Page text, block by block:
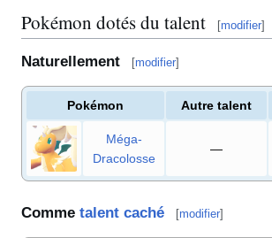
Pokémon dotés du talent [modifier]
Naturellement [modifier]
Pokémon Autre talent
Méga-
Dracolosse
—
Comme talent caché [modifier]